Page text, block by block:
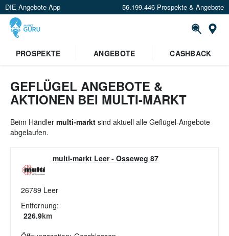
DIE Angebote App 56.199.446 Prospekte & Angebote
Standort festlegen
PROSPEKTE ANGEBOTE CASHBACK
GEFLÜGEL ANGEBOTE &
AKTIONEN BEI MULTI-MARKT
Beim Händler multi-markt sind aktuell alle Geflügel-Angebote
abgelaufen.
multi-markt Leer- Osseweg 87
26789 Leer
Entfernung:
226.9km